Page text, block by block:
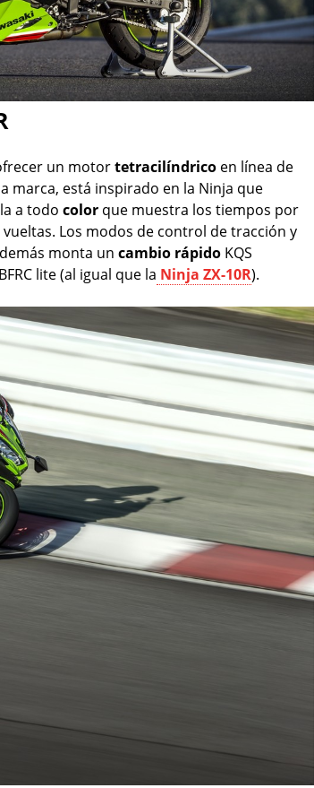
un motortetracilíndrico en línea de
marca, está inspirado en la Ninja que
a todo color que muestra los tiempos por
Los modos de control de tracción y
monta un cambio rápido KQS
BFRC lite (al igual que la Ninja ZX-10R).